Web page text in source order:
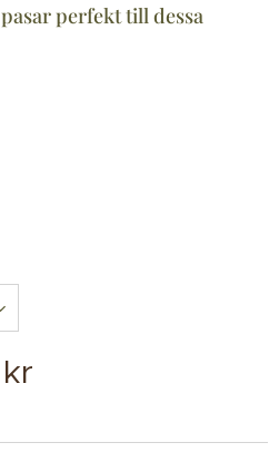
pasar perfekt till dessa
kr